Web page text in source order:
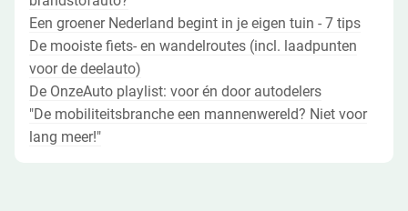
Een groener Nederland begint in je eigen tuin - 7 tips
De mooiste fiets- en wandelroutes (incl. laadpunten
voor de deelauto)
De OnzeAuto playlist: voor én door autodelers
"De mobiliteitsbranche een mannenwereld? Niet voor
lang meer!"